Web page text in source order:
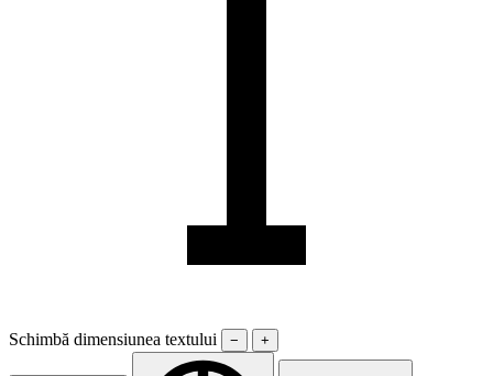
Schimbă dimensiunea textului − +